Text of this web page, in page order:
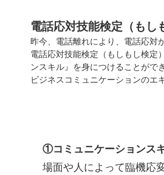
電話応対技能検定（もし
昨今、電話離れにより、電話応対
電話応対技能検定（もしもし検定
ンスキル』を身につけることがで
ビジネスコミュニケーションのエ
①コミュニケーションス
場面や人によって臨機応